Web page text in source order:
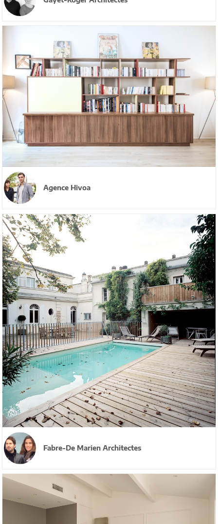
Agence Hivoa
Fabre-De Marien Architectes